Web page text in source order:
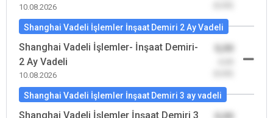
10.08.2026
Shanghai Vadeli İşlemler İnşaat Demiri 2 Ay Vadeli
Shanghai Vadeli İşlemler- İnşaat Demiri-
2 Ay Vadeli
10.08.2026
Shanghai Vadeli İşlemler İnşaat Demiri 3 ay vadeli
Shanghai Vadeli İşlemler İnşaat Demiri 3